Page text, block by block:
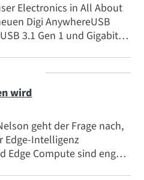
Electronics in All About
Digi AnywhereUSB
3.1 Gen 1 und Gigabit-
Peripheriegeräte mit
Hosts zu verbinden.
wird
geht der Frage nach,
Edge-Intelligenz
Edge Compute sind eng